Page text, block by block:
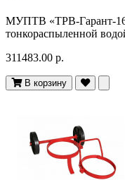
МУПТВ «ТРВ-Гарант-
тонкораспыленной
311483.00 р.
В корзину